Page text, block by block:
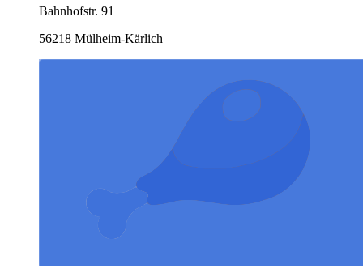
Bahnhofstr. 91
56218 Mülheim-Kärlich